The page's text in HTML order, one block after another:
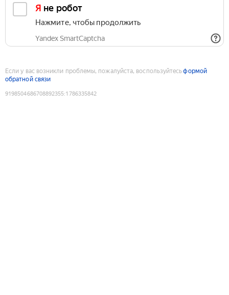
Я не робот
Нажмите, чтобы продолжить
Yandex SmartCaptcha
Если у вас возникли проблемы, пожалуйста, воспользуйтесьформой
обратной связи
9198504686708892355:1786335842